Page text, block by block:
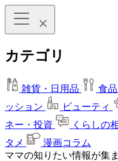
カテゴリ
雑貨・日用品 食
ッション
ビューティ
ネー・投資
くらしの
タメ
漫画コラム
ママの知りたい情報が集